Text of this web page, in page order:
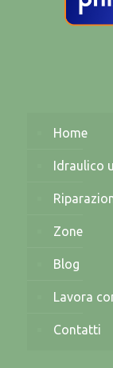
Home
Idraulico
Zone
Blog
Lavora
Contatti